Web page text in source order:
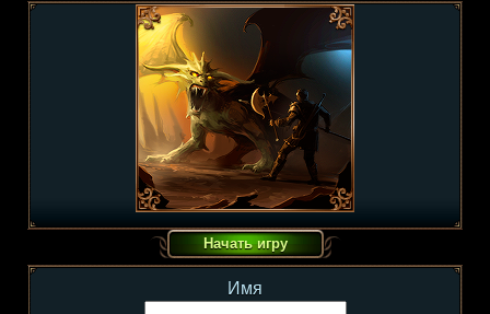
Имя